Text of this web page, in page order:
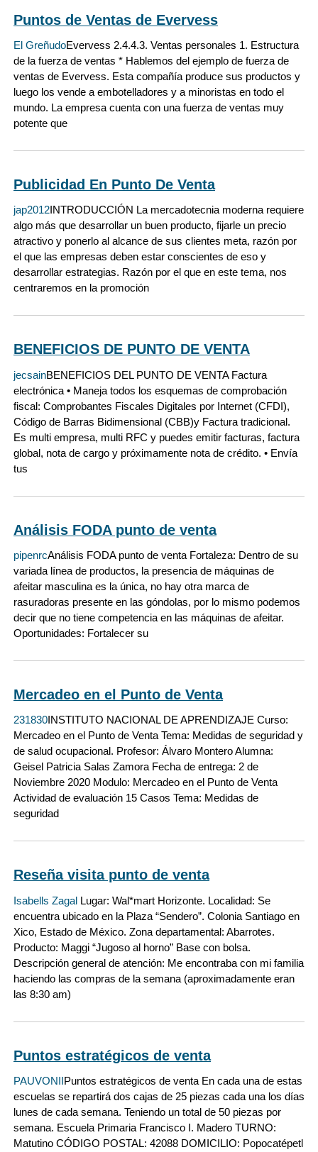
Puntos de Ventas de Evervess
El GreñudoEvervess 2.4.4.3. Ventas personales 1. Estructura
de la fuerza de ventas * Hablemos del ejemplo de fuerza de
ventas de Evervess. Esta compañía produce sus productos y
luego los vende a embotelladores y a minoristas en todo el
mundo. La empresa cuenta con una fuerza de ventas muy
potente que
Publicidad En Punto De Venta
jap2012INTRODUCCIÓN La mercadotecnia moderna requiere
algo más que desarrollar un buen producto, fijarle un precio
atractivo y ponerlo al alcance de sus clientes meta, razón por
el que las empresas deben estar conscientes de eso y
desarrollar estrategias. Razón por el que en este tema, nos
centraremos en la promoción
BENEFICIOS DE PUNTO DE VENTA
jecsainBENEFICIOS DEL PUNTO DE VENTA Factura
electrónica • Maneja todos los esquemas de comprobación
fiscal: Comprobantes Fiscales Digitales por Internet (CFDI),
Código de Barras Bidimensional (CBB)y Factura tradicional.
Es multi empresa, multi RFC y puedes emitir facturas, factura
global, nota de cargo y próximamente nota de crédito. • Envía
tus
Análisis FODA punto de venta
pipenrcAnálisis FODA punto de venta Fortaleza: Dentro de su
variada línea de productos, la presencia de máquinas de
afeitar masculina es la única, no hay otra marca de
rasuradoras presente en las góndolas, por lo mismo podemos
decir que no tiene competencia en las máquinas de afeitar.
Oportunidades: Fortalecer su
Mercadeo en el Punto de Venta
231830INSTITUTO NACIONAL DE APRENDIZAJE Curso:
Mercadeo en el Punto de Venta Tema: Medidas de seguridad y
de salud ocupacional. Profesor: Álvaro Montero Alumna:
Geisel Patricia Salas Zamora Fecha de entrega: 2 de
Noviembre 2020 Modulo: Mercadeo en el Punto de Venta
Actividad de evaluación 15 Casos Tema: Medidas de
seguridad
Reseña visita punto de venta
Isabells Zagal Lugar: Wal*mart Horizonte. Localidad: Se
encuentra ubicado en la Plaza “Sendero”. Colonia Santiago en
Xico, Estado de México. Zona departamental: Abarrotes.
Producto: Maggi “Jugoso al horno” Base con bolsa.
Descripción general de atención: Me encontraba con mi familia
haciendo las compras de la semana (aproximadamente eran
las 8:30 am)
Puntos estratégicos de venta
PAUVONIIPuntos estratégicos de venta En cada una de estas
escuelas se repartirá dos cajas de 25 piezas cada una los días
lunes de cada semana. Teniendo un total de 50 piezas por
semana. Escuela Primaria Francisco I. Madero TURNO:
Matutino CÓDIGO POSTAL: 42088 DOMICILIO: Popocatépetl